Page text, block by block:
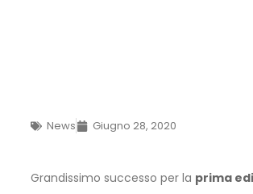
News Giugno 28, 2020
Grandissimo successo per la prima